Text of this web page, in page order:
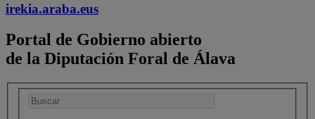
irekia.araba.eus
Portal de Gobierno abierto
de la Diputación Foral de Álava